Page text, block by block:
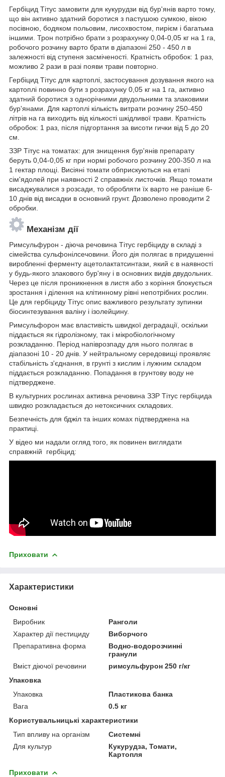
Гербіцид Тітус замовити для кукурудзи від бур'янів варто тому,
що він активно здатний боротися з пастушою сумкою, вікою
посівною, бодяком польовим, лисохвостом, пирієм і багатьма
іншими. Трон потрібно брати з розрахунку 0,04-0,05 кг на 1 га,
робочого розчину варто брати в діапазоні 250 - 450 л в
залежності від ступеня засміченості. Кратність обробок: 1 раз,
можливо 2 рази в разі появи трави повторно.
Гербіцид Тітус для картоплі, застосування дозування якого на
картоплі повинно бути з розрахунку 0,05 кг на 1 га, активно
здатний боротися з однорічними двудольними та злаковими
бур'янами. Для картоплі кількість витрати розчину 250-450
літрів на га виходить від кількості шкідливої трави. Кратність
обробок: 1 раз, після підгортання за висоти гички від 5 до 20
см.
ЗЗР Тітус на томатах: для знищення бур'янів препарату
беруть 0,04-0,05 кг при нормі робочого розчину 200-350 л на
1 гектар площі. Висіяні томати обприскуються на етапі
сім'ядолей при наявності 2 справжніх листочків. Якщо томати
висаджувалися з розсади, то обробляти їх варто не раніше 6-
10 днів від висадки в основний грунт. Дозволено проводити 2
обробки.
Механізм дії
Римсульфурон - діюча речовина Тітус гербіциду в складі з
сімейства сульфонілсечовини. Його дія полягає в придушенні
виробленні ферменту ацетолактатсинтази, який є в наявності
у будь-якого злакового бур'яну і в основних видів двудольних.
Через це після проникнення в листя або з коріння блокується
зростання і ділення на клітинному рівні непотрібних рослин.
Це для гербіциду Тітус опис важливого результату зупинки
біосинтезування валіну і ізолейцину.
Римсульфорон має властивість швидкої деградації, оскільки
піддається як гідролізному, так і мікробіологічному
розкладанню. Період напіврозпаду для нього полягає в
діапазоні 10 - 20 днів. У нейтральному середовищі проявляє
стабільність з'єднання, в грунті з кислим і лужним складом
піддається розкладанню. Попадання в грунтову воду не
підтверджене.
В культурних рослинах активна речовина ЗЗР Тітус гербіцида
швидко розкладається до нетоксичних складових.
Безпечність для бджіл та інших комах підтверджена на
практиці.
У відео ми надали огляд того, як повинен виглядати
справжній гербіцид:
Приховати
Характеристики
Основні
Виробник
Ранголи
Характер дії пестициду
Виборчого
Препаративна форма
Водно-водорозчинні
гранули
Вміст діючої речовини
римсульфурон 250 г/кг
Упаковка
Упаковка
Пластикова банка
Вага
0.5 кг
Користувальницькі характеристики
Тип впливу на організм
Системні
Для культур
Кукурудза, Томати,
Картопля
Приховати